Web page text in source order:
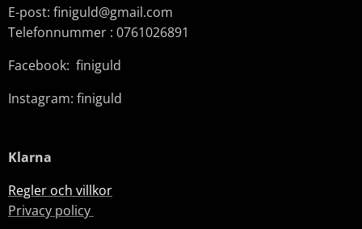
E-post: finiguld@gmail.com
Telefonnummer : 0761026891
Facebook: finiguld
Instagram: finiguld
Klarna
Regler och villkor
Privacy policy